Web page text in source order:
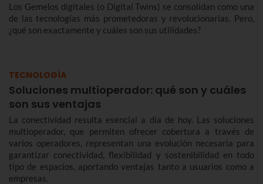
Los Gemelos digitales (o Digital Twins) se consolidan como una
de las tecnologías más prometedoras y revolucionarias. Pero,
¿qué son exactamente y cuáles son sus utilidades?
TECNOLOGÍA
Soluciones multioperador: qué son y cuáles
son sus ventajas
La conectividad resulta esencial a día de hoy. Las soluciones
multioperador, que permiten ofrecer cobertura a través de
varios operadores, representan una evolución necesaria para
garantizar conectividad, flexibilidad y sostenibilidad en todo
tipo de espacios, aportando ventajas tanto a usuarios como a
empresas.